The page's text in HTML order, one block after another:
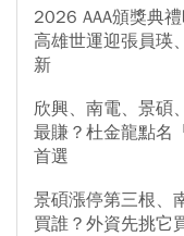
2026 AAA頒獎典
高雄世運迎張員瑛
新
欣興、南電、景碩
最賺？杜金龍點名
首選
景碩漲停第三根、
買誰？外資先挑它